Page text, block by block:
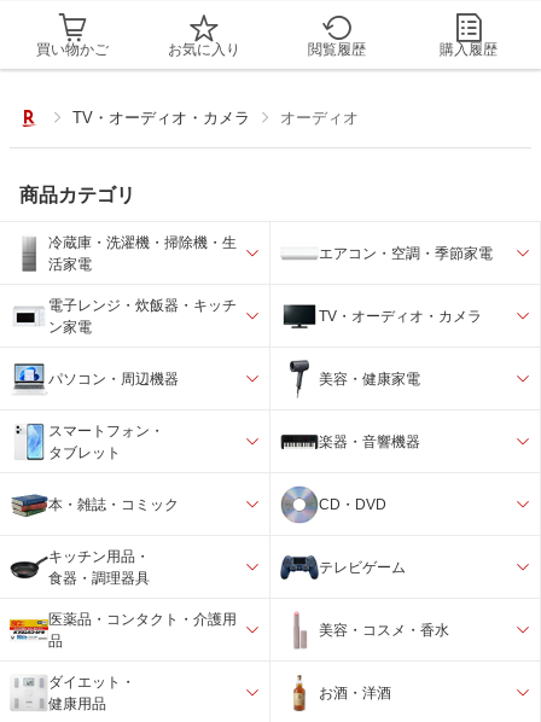
買い物かご お気に入り 閲覧履歴 購入履歴
TV・オーディオ・カメラ オーディオ
商品カテゴリ
冷蔵庫・洗濯機・掃除機・生
活家電
エアコン・空調・季節家電
電子レンジ・炊飯器・キッチ
ン家電
TV・オーディオ・カメラ
パソコン・周辺機器 美容・健康家電
スマートフォン・
タブレット
楽器・音響機器
本・雑誌・コミック CD・DVD
キッチン用品・
食器・調理器具
テレビゲーム
医薬品・コンタクト・介護用
品
美容・コスメ・香水
ダイエット・
健康用品
お酒・洋酒